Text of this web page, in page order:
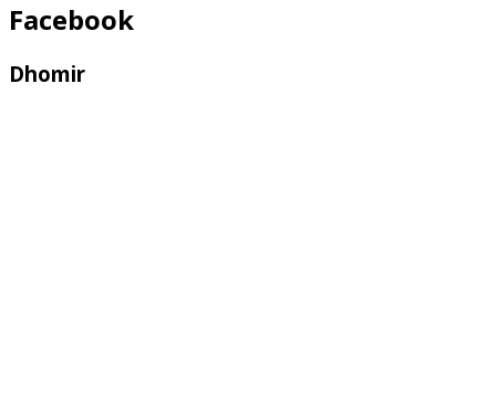
Facebook
Dhomir